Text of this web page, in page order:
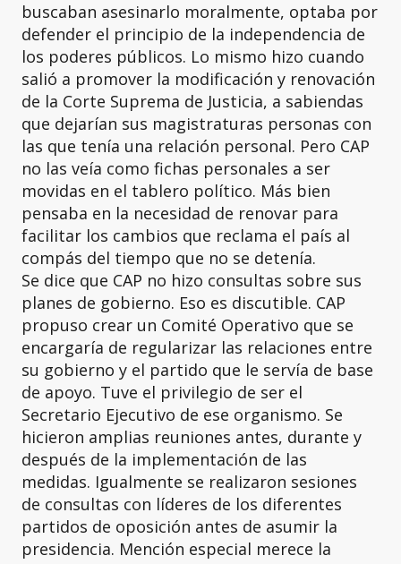
buscaban asesinarlo moralmente, optaba por
defender el principio de la independencia de
los poderes públicos. Lo mismo hizo cuando
salió a promover la modificación y renovación
de la Corte Suprema de Justicia, a sabiendas
que dejarían sus magistraturas personas con
las que tenía una relación personal. Pero CAP
no las veía como fichas personales a ser
movidas en el tablero político. Más bien
pensaba en la necesidad de renovar para
facilitar los cambios que reclama el país al
compás del tiempo que no se detenía.
Se dice que CAP no hizo consultas sobre sus
planes de gobierno. Eso es discutible. CAP
propuso crear un Comité Operativo que se
encargaría de regularizar las relaciones entre
su gobierno y el partido que le servía de base
de apoyo. Tuve el privilegio de ser el
Secretario Ejecutivo de ese organismo. Se
hicieron amplias reuniones antes, durante y
después de la implementación de las
medidas. Igualmente se realizaron sesiones
de consultas con líderes de los diferentes
partidos de oposición antes de asumir la
presidencia. Mención especial merece la